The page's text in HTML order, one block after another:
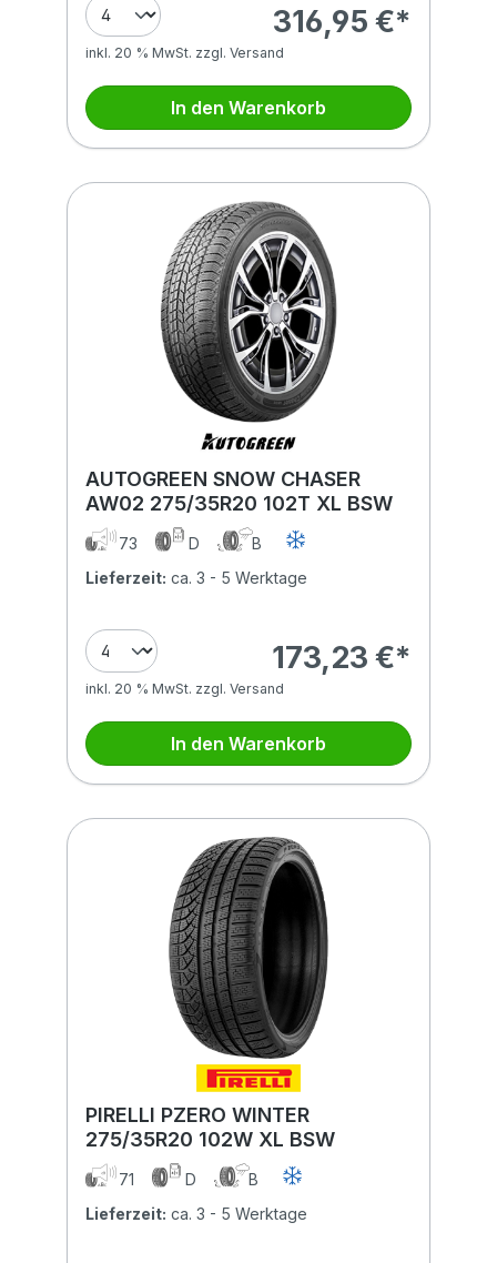
316,95 €*
inkl. 20 % MwSt. zzgl. Versand
In den Warenkorb
AUTOGREEN SNOW CHASER
AW02 275/35R20 102T XL BSW
73 D
B
Lieferzeit: ca. 3 - 5 Werktage
173,23 €*
inkl. 20 % MwSt. zzgl. Versand
In den Warenkorb
PIRELLI PZERO WINTER
275/35R20 102W XL BSW
71 D
B
Lieferzeit: ca. 3 - 5 Werktage